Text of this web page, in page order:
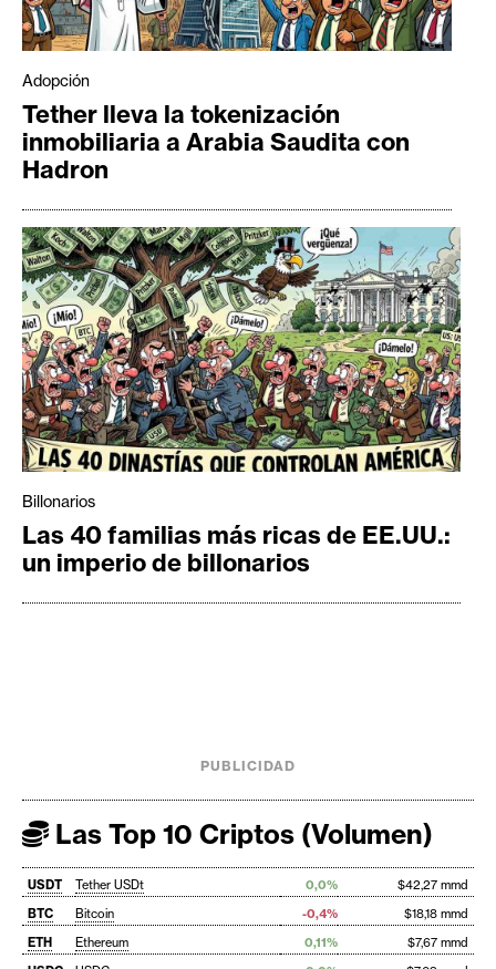
Adopción
Tether lleva la tokenización
inmobiliaria a Arabia Saudita con
Hadron
Billonarios
Las 40 familias más ricas de EE.UU.:
un imperio de billonarios
PUBLICIDAD
Las Top 10 Criptos (Volumen)
USDT Tether USDt 0,0%
$42,27 mmd
BTC
Bitcoin -0,4%
$18,18 mmd
ETH
Ethereum 0,11%
$7,67 mmd